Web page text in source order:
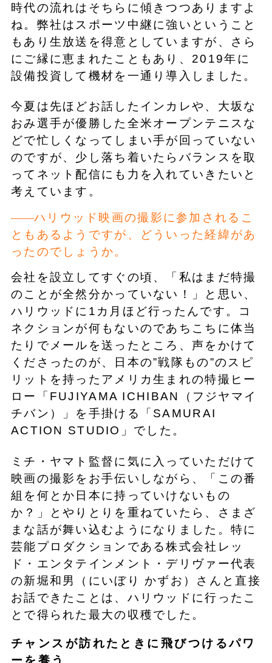
時代の流れはそちらに傾きつつありますよ
ね。弊社はスポーツ中継に強いということ
もあり生放送を得意としていますが、さら
にご縁に恵まれたこともあり、2019年に
設備投資して機材を一通り導入しました。
今夏は先ほどお話したインカレや、大坂な
おみ選手が優勝した全米オープンテニスな
どで忙しくなってしまい手が回っていない
のですが、少し落ち着いたらバランスを取
ってネット配信にも力を入れていきたいと
考えています。
ハリウッド映画の撮影に参加されるこ
ともあるようですが、どういった経緯があ
ったのでしょうか。
会社を設立してすぐの頃、「私はまだ特撮
のことが全然分かっていない！」と思い、
ハリウッドに1カ月ほど行ったんです。コ
ネクションが何もないのであちこちに体当
たりでメールを送ったところ、声をかけて
くださったのが、日本の”戦隊もの”のスピ
リットを持ったアメリカ生まれの特撮ヒー
ロー「FUJIYAMA ICHIBAN（フジヤマイ
チバン）」を手掛ける「SAMURAI
ACTION STUDIO」でした。
ミチ・ヤマト監督に気に入っていただけて
映画の撮影をお手伝いしながら、「この番
組を何とか日本に持っていけないもの
か？」とやりとりを重ねていたら、さまざ
まな話が舞い込むようになりました。特に
芸能プロダクションである株式会社レッ
ド・エンタテインメント・デリヴァー代表
の新堀和男（にいぼり かずお）さんと直接
お話できたことは、ハリウッドに行ったこ
とで得られた最大の収穫でした。
チャンスが訪れたときに飛びつけるパワ
ーを養う